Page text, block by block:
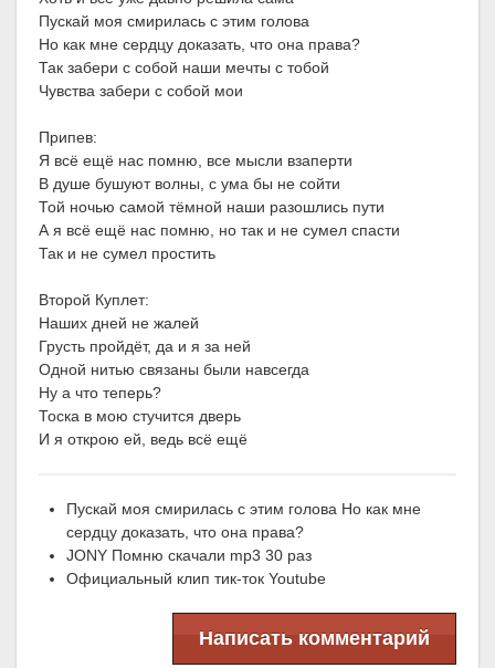
Пускай моя смирилась с этим голова
Но как мне сердцу доказать, что она права?
Так забери с собой наши мечты с тобой
Чувства забери с собой мои
Припев:
Я всё ещё нас помню, все мысли взаперти
В душе бушуют волны, с ума бы не сойти
Той ночью самой тёмной наши разошлись пути
А я всё ещё нас помню, но так и не сумел спасти
Так и не сумел простить
Второй Куплет:
Наших дней не жалей
Грусть пройдёт, да и я за ней
Одной нитью связаны были навсегда
Ну а что теперь?
Тоска в мою стучится дверь
И я открою ей, ведь всё ещё
Пускай моя смирилась с этим голова Но как мне
сердцу доказать, что она права?
JONY Помню скачали mp3 30 раз
Официальный клип тик-ток Youtube
Написать комментарий